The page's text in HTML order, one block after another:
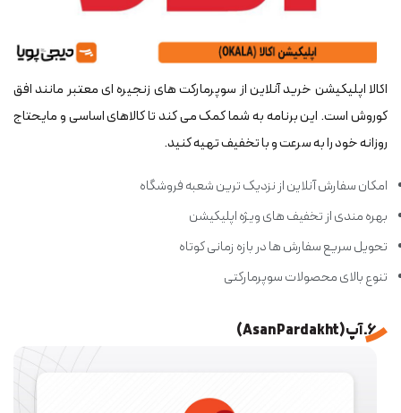
اکالا اپلیکیشن خرید آنلاین از سوپرمارکت های زنجیره ای معتبر مانند افق
کوروش است. این برنامه به شما کمک می کند تا کالاهای اساسی و مایحتاج
روزانه خود را به سرعت و با تخفیف تهیه کنید.
امکان سفارش آنلاین از نزدیک ترین شعبه فروشگاه
بهره مندی از تخفیف های ویژه اپلیکیشن
تحویل سریع سفارش ها در بازه زمانی کوتاه
تنوع بالای محصولات سوپرمارکتی
6. آپ (Asan Pardakht)